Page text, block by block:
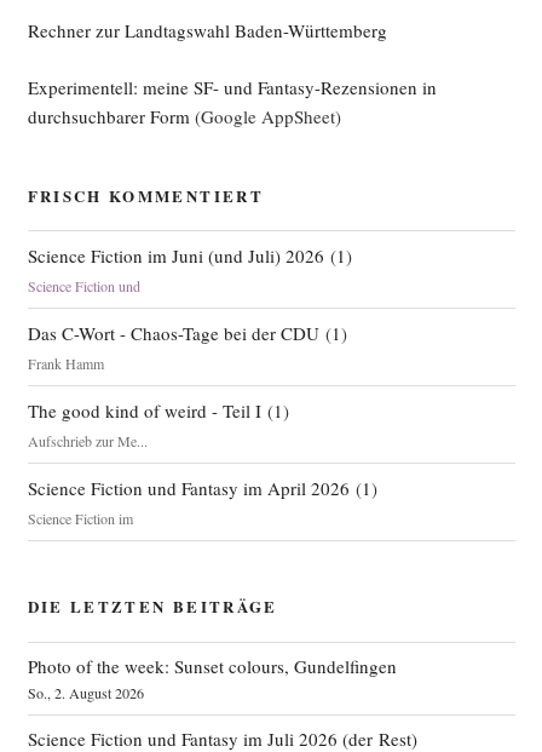
Rechner zur Landtagswahl Baden-Württemberg
Experimentell: meine SF- und Fantasy-Rezensionen in
durchsuchbarer Form (Google AppSheet)
FRISCH KOMMENTIERT
Science Fiction im Juni (und Juli) 2026 (1)
Science Fiction und
Das C-Wort - Chaos-Tage bei der CDU(1)
Frank Hamm
The good kind of weird - Teil I(1)
Aufschrieb zur Me...
Science Fiction und Fantasy im April 2026 (1)
Science Fiction im
DIE LETZTEN BEITRÄGE
Photo of the week: Sunset colours, Gundelfingen
So., 2. August 2026
Science Fiction und Fantasy im Juli 2026 (der Rest)